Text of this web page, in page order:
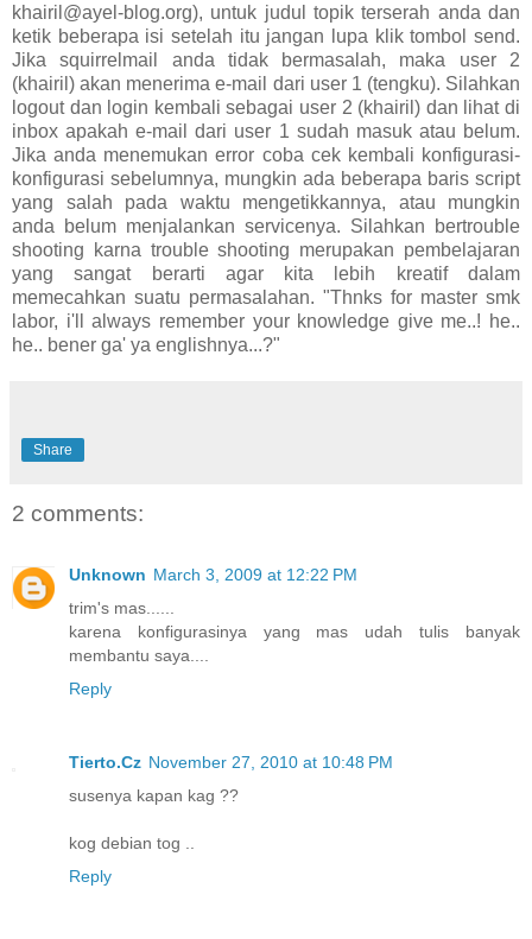
khairil@ayel-blog.org), untuk judul topik terserah anda dan
ketik beberapa isi setelah itu jangan lupa klik tombol send.
Jika squirrelmail anda tidak bermasalah, maka user 2
(khairil) akan menerima e-mail dari user 1 (tengku). Silahkan
logout dan login kembali sebagai user 2 (khairil) dan lihat di
inbox apakah e-mail dari user 1 sudah masuk atau belum.
Jika anda menemukan error coba cek kembali konfigurasi-
konfigurasi sebelumnya, mungkin ada beberapa baris script
yang salah pada waktu mengetikkannya, atau mungkin
anda belum menjalankan servicenya. Silahkan bertrouble
shooting karna trouble shooting merupakan pembelajaran
yang sangat berarti agar kita lebih kreatif dalam
memecahkan suatu permasalahan. "Thnks for master smk
labor, i'll always remember your knowledge give me..! he..
he.. bener ga' ya englishnya...?"
Share
2 comments:
Unknown March 3, 2009 at 12:22 PM
trim's mas......
karena konfigurasinya yang mas udah tulis banyak
membantu saya....
Reply
Tierto.Cz November 27, 2010 at 10:48 PM
susenya kapan kag ??
kog debian tog ..
Reply